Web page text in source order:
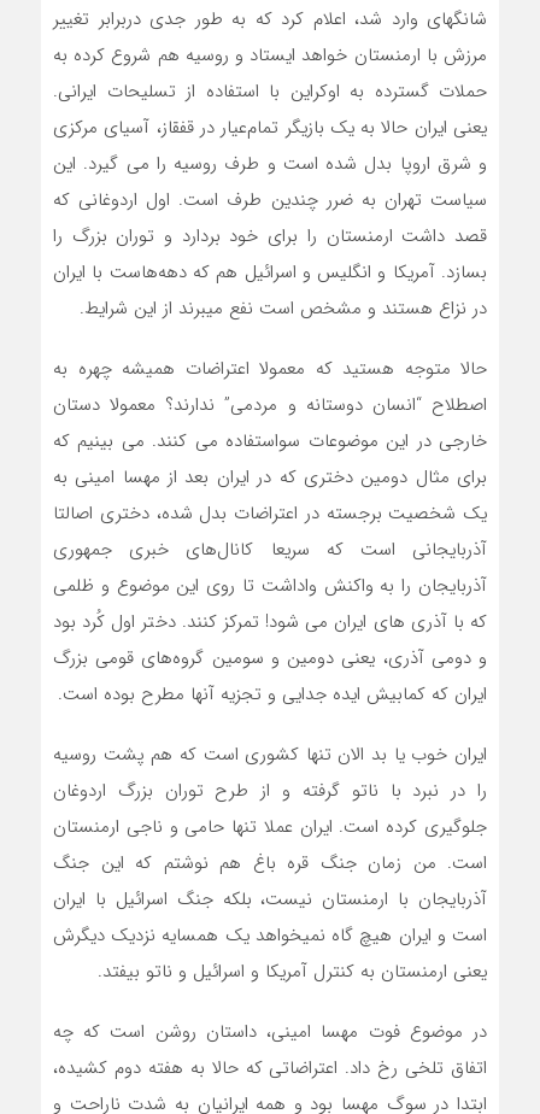
شانگهای وارد شد، اعلام کرد که به طور جدی دربرابر تغییر
مرزش با ارمنستان خواهد ایستاد و روسیه هم شروع کرده به
حملات گسترده به اوکراین با استفاده از تسلیحات ایرانی.
یعنی ایران حالا به یک بازیگر تمام‌عیار در قفقاز، آسیای مرکزی
و شرق اروپا بدل شده است و طرف روسیه را می گیرد. این
سیاست تهران به ضرر چندین طرف است. اول اردوغانی که
قصد داشت ارمنستان را برای خود بردارد و توران بزرگ را
بسازد. آمریکا و انگلیس و اسرائیل هم که دهه‌هاست با ایران
در نزاع هستند و مشخص است نفع میبرند از این شرایط.
حالا متوجه هستید که معمولا اعتراضات همیشه چهره به
اصطلاح “انسان دوستانه و مردمی” ندارند؟ معمولا دستان
خارجی در این موضوعات سواستفاده می کنند. می بینیم که
برای مثال دومین دختری که در ایران بعد از مهسا امینی به
یک شخصیت برجسته در اعتراضات بدل شده، دختری اصالتا
آذربایجانی است که سریعا کانال‌های خبری جمهوری
آذربایجان را به واکنش واداشت تا روی این موضوع و ظلمی
که با آذری های ایران می شود! تمرکز کنند. دختر اول کُرد بود
و دومی آذری، یعنی دومین و سومین گروه‌های قومی بزرگ
ایران که کمابیش ایده جدایی و تجزیه آنها مطرح بوده است.
ایران خوب یا بد الان تنها کشوری است که هم پشت روسیه
را در نبرد با ناتو گرفته و از طرح توران بزرگ اردوغان
جلوگیری کرده است. ایران عملا تنها حامی و ناجی ارمنستان
است. من زمان جنگ قره باغ هم نوشتم که این جنگ
آذربایجان با ارمنستان نیست، بلکه جنگ اسرائیل با ایران
است و ایران هیچ گاه نمیخواهد یک همسایه نزدیک دیگرش
یعنی ارمنستان به کنترل آمریکا و اسرائیل و ناتو بیفتد.
در موضوع فوت مهسا امینی، داستان روشن است که چه
اتفاق تلخی رخ داد. اعتراضاتی که حالا به هفته دوم کشیده،
ابتدا در سوگ مهسا بود و همه ایرانیان به شدت ناراحت و